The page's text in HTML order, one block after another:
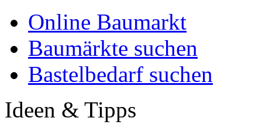
Online Baumarkt
Baumärkte suchen
Bastelbedarf suchen
Ideen & Tipps